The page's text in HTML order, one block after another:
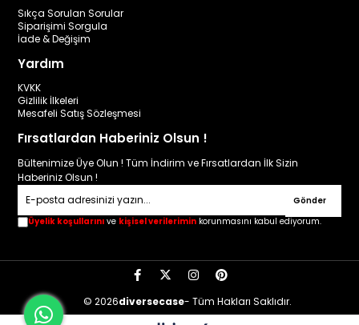
Sıkça Sorulan Sorular
Siparişimi Sorgula
İade & Değişim
Yardım
KVKK
Gizlilik İlkeleri
Mesafeli Satış Sözleşmesi
Fırsatlardan Haberiniz Olsun !
Bültenimize Üye Olun ! Tüm İndirim ve Fırsatlardan İlk Sizin
Haberiniz Olsun !
Gönder
Üyelik koşullarını ve kişisel verilerimin korunmasını kabul ediyorum.
© 2026diversecase- Tüm Hakları Saklıdır.